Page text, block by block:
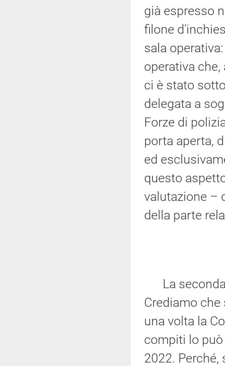
già espresso
filone
sala
operativa
ci è stato
delegata a
Forze di
porta aperta,
ed
questo
valutazione –
della parte
La seconda
Crediamo
una volta la
compiti lo
2022.